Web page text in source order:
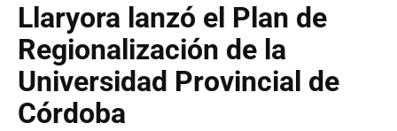
Llaryora lanzó el Plan de
Regionalización de la
Universidad Provincial de
Córdoba